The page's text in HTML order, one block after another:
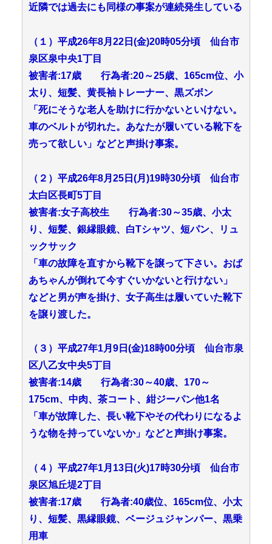
近隣では過去にも同様の事案が連続発生している
（１）平成26年8月22日(金)20時05分頃 仙台市
泉区泉中央1丁目
被害者:17歳 行為者:20～25歳、165cm位、小
太り、短髪、黄長袖トレーナー、黒ズボン
「死にそうな老人を助けに行かないといけない。
車のベルトが切れた。あなたが履いている靴下を
売って欲しい」などと声掛け事案。
（２）平成26年8月25日(月)19時30分頃 仙台市
太白区長町5丁目
被害者:女子高校生 行為者:30～35歳、小太
り、短髪、銀縁眼鏡、白Tシャツ、短パン、リュ
ックサック
「車の故障を直すから靴下を譲って下さい。おば
あちゃんが倒れて今すぐいかないと行けない」
などと男が声を掛け、女子高生は履いていた靴下
を譲り渡した。
（３）平成27年1月9日(金)18時00分頃 仙台市泉
区八乙女中央5丁目
被害者:14歳 行為者:30～40歳、170～
175cm、中肉、茶コート、紺ジーパン他1名
「車が故障した、長い靴下やその代わりになるよ
うな物を持っていないか」などと声掛け事案。
（４）平成27年1月13日(火)17時30分頃 仙台市
泉区旭丘堤2丁目
被害者:17歳 行為者:40歳位、165cm位、小太
り、短髪、黒縁眼鏡、ベージュジャンパー、黒乗
用車